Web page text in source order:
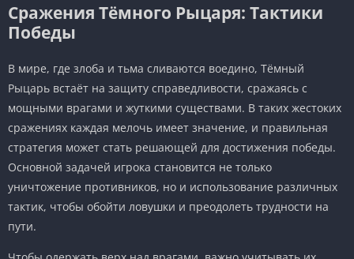
Сражения Тёмного Рыцаря: Тактики
Победы
В мире, где злоба и тьма сливаются воедино, Тёмный
Рыцарь встаёт на защиту справедливости, сражаясь с
мощными врагами и жуткими существами. В таких жестоких
сражениях каждая мелочь имеет значение, и правильная
стратегия может стать решающей для достижения победы.
Основной задачей игрока становится не только
уничтожение противников, но и использование различных
тактик, чтобы обойти ловушки и преодолеть трудности на
пути.